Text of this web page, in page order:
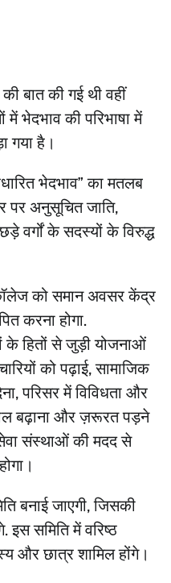
बात की गई थी वहीं
भेदभाव की परिभाषा में
गया है।
भेदभाव” का मतलब
पर अनुसूचित जाति,
वर्गों के सदस्यों के विरुद्ध
को समान अवसर केंद्र
करना होगा.
के हितों से जुड़ी योजनाओं
को पढ़ाई, सामाजिक
परिसर में विविधता और
बढ़ाना और ज़रूरत पड़ने
संस्थाओं की मदद से
बनाई जाएगी, जिसकी
समिति में वरिष्ठ
और छात्र शामिल होंगे।